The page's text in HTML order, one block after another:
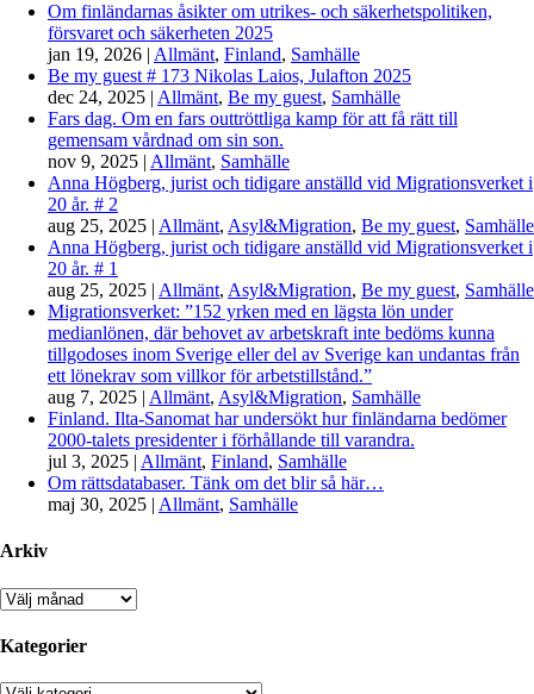
Om finländarnas åsikter om utrikes- och säkerhetspolitiken,
försvaret och säkerheten 2025
jan 19, 2026 | Allmänt, Finland, Samhälle
Be my guest # 173 Nikolas Laios, Julafton 2025
dec 24, 2025 | Allmänt, Be my guest, Samhälle
Fars dag. Om en fars outtröttliga kamp för att få rätt till
gemensam vårdnad om sin son.
nov 9, 2025 | Allmänt, Samhälle
Anna Högberg, jurist och tidigare anställd vid Migrationsverket i
20 år. # 2
aug 25, 2025 | Allmänt, Asyl&Migration, Be my guest, Samhälle
Anna Högberg, jurist och tidigare anställd vid Migrationsverket i
20 år. # 1
aug 25, 2025 | Allmänt, Asyl&Migration, Be my guest, Samhälle
Migrationsverket: ”152 yrken med en lägsta lön under
medianlönen, där behovet av arbetskraft inte bedöms kunna
tillgodoses inom Sverige eller del av Sverige kan undantas från
ett lönekrav som villkor för arbetstillstånd.”
aug 7, 2025 | Allmänt, Asyl&Migration, Samhälle
Finland. Ilta-Sanomat har undersökt hur finländarna bedömer
2000-talets presidenter i förhållande till varandra.
jul 3, 2025 | Allmänt, Finland, Samhälle
Om rättsdatabaser. Tänk om det blir så här…
maj 30, 2025 | Allmänt, Samhälle
Arkiv
Arkiv
Kategorier